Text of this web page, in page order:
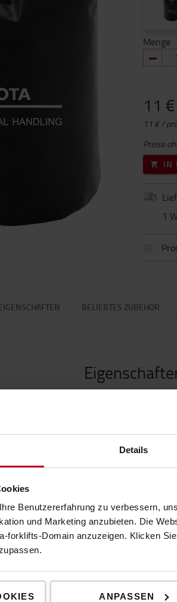
Details
Benutzererfahrung zu verbessern,
und Marketing anzubieten. Die
forklifts-Domain anzuzeigen. Klicken
ANPASSEN
Menge
11 €
11 € /
Preise
IN
1
BELIEBTES ZUBEHÖR
ultimative Begleiter für Ihre Outdoor-
Ihre Ausrüstung unter allen
Bedürfnissen gerecht zu werden.
Beliebtes